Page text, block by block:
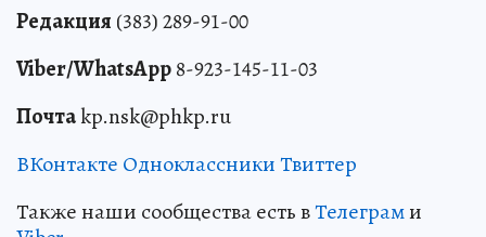
Редакция (383) 289-91-00
Viber/WhatsApp8-923-145-11-03
Почтаkp.nsk@phkp.ru
ВКонтакте ОдноклассникиТвиттер
Также наши сообщества есть вТелеграми